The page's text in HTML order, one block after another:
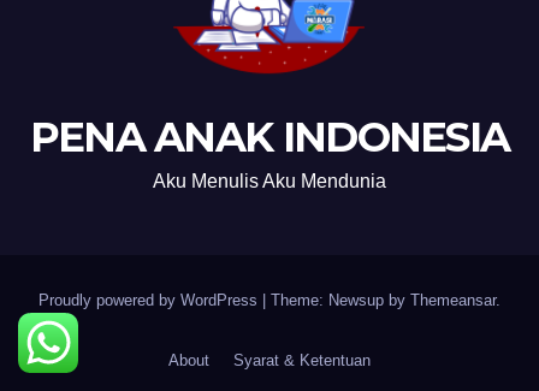
PENA ANAK INDONESIA
Aku Menulis Aku Mendunia
Proudly powered by WordPress Theme: Newsup by Themeansar.
About Syarat & Ketentuan